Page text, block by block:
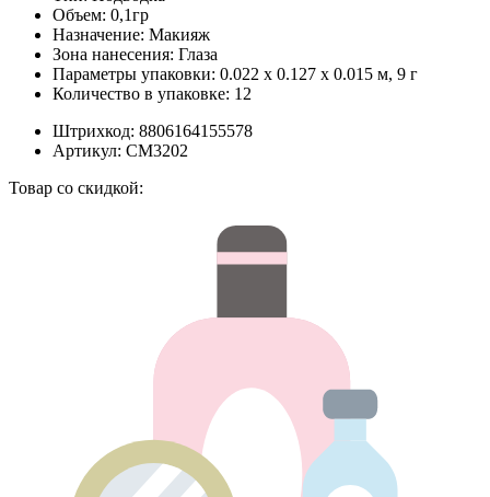
Объем: 0,1гр
Назначение: Макияж
Зона нанесения: Глаза
Параметры упаковки: 0.022 x 0.127 x 0.015 м, 9 г
Количество в упаковке: 12
Штрихкод: 8806164155578
Артикул: СМ3202
Товар со скидкой: